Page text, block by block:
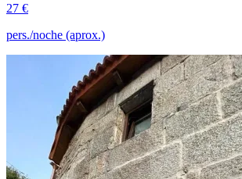
27 €
pers./noche (aprox.)